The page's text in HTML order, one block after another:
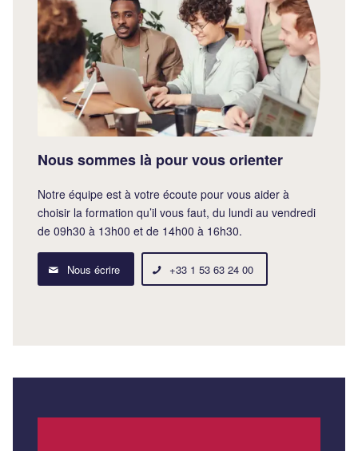
Nous sommes là pour vous orienter
Notre équipe est à votre écoute pour vous aider à
choisir la formation qu’il vous faut, du lundi au vendredi
de 09h30 à 13h00 et de 14h00 à 16h30.
Nous écrire +33 1 53 63 24 00